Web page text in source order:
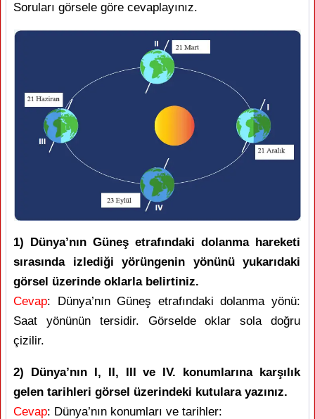
Soruları görsele göre cevaplayınız.
1) Dünya’nın Güneş etrafındaki dolanma hareketi
sırasında izlediği yörüngenin yönünü yukarıdaki
görsel üzerinde oklarla belirtiniz.
Cevap: Dünya’nın Güneş etrafındaki dolanma yönü:
Saat yönünün tersidir. Görselde oklar sola doğru
çizilir.
2) Dünya’nın I, II, III ve IV. konumlarına karşılık
gelen tarihleri görsel üzerindeki kutulara yazınız.
Cevap: Dünya’nın konumları ve tarihler: